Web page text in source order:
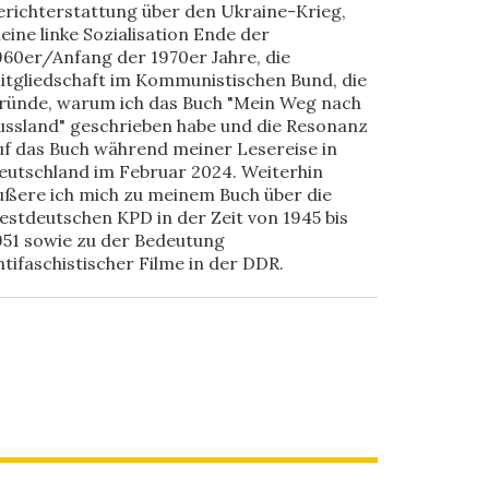
über den Ukraine-Krieg,
linke Sozialisation Ende der
Anfang der 1970er Jahre, die
im Kommunistischen Bund, die
warum ich das Buch "Mein Weg nach
geschrieben habe und die Resonanz
das Buch während meiner Lesereise in
im Februar 2024. Weiterhin
ich mich zu meinem Buch über die
KPD in der Zeit von 1945 bis
sowie zu der Bedeutung
Filme in der DDR.